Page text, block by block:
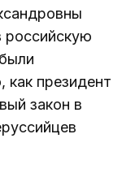
российскую
как президент
закон в